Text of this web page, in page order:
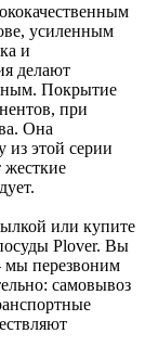
усиленным
и
делают
Покрытие
при
Она
из этой серии
или купите
Plover. Вы
мы перезвоним
самовывоз